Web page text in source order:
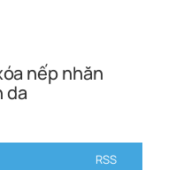
nếp nhăn
da
RSS